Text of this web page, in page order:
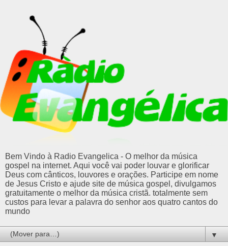
Bem Vindo à Radio Evangelica - O melhor da música
gospel na internet. Aqui você vai poder louvar e glorificar
Deus com cânticos, louvores e orações. Participe em nome
de Jesus Cristo e ajude site de música gospel, divulgamos
gratuitamente o melhor da música cristã. totalmente sem
custos para levar a palavra do senhor aos quatro cantos do
mundo
▼